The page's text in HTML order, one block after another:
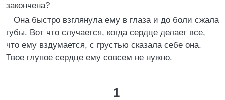
закончена?
Она быстро взглянула ему в глаза и до боли сжала
губы. Вот что случается, когда сердце делает все,
что ему вздумается, с грустью сказала себе она.
Твое глупое сердце ему совсем не нужно.
1